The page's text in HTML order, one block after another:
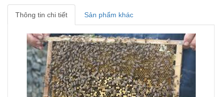
Thông tin chi tiết Sản phẩm khác